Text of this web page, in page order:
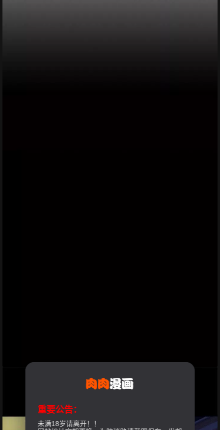
重要公告：
未满18岁请离开！！